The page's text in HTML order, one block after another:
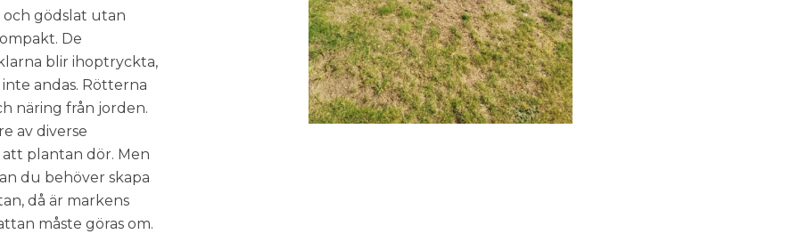
och gödslat utan
De
blir ihoptryckta,
andas. Rötterna
näring från jorden.
av diverse
att plantan dör. Men
du behöver skapa
då är markens
måste göras om.